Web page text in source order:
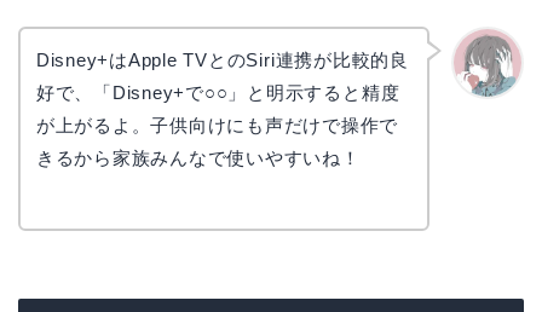
Disney+はApple TVとのSiri連携が比較的良
好で、「Disney+で○○」と明示すると精度
が上がるよ。子供向けにも声だけで操作で
きるから家族みんなで使いやすいね！